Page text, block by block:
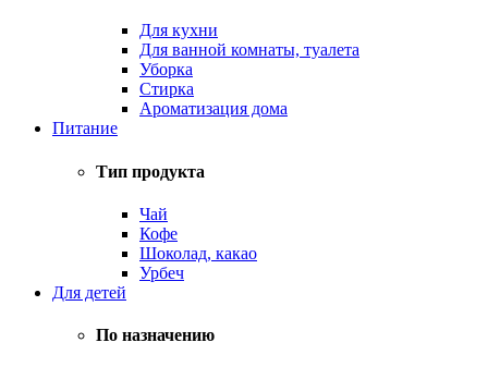
Для кухни
Для ванной комнаты, туалета
Уборка
Стирка
Ароматизация дома
Питание
Тип продукта
Чай
Кофе
Шоколад, какао
Урбеч
Для детей
По назначению